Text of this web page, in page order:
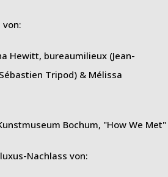
Hewitt, bureaumilieux (Jean-
Tripod) & Mélissa
Nachlass von: